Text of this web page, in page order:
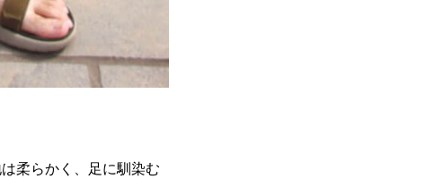
柔らかく、足に馴染む